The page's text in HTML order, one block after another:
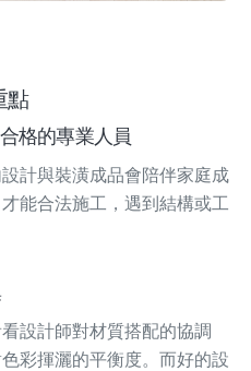
點
格的專業人員
計與裝潢成品會陪伴家庭成
能合法施工，遇到結構或工
設計師對材質搭配的協調
彩揮灑的平衡度。而好的設